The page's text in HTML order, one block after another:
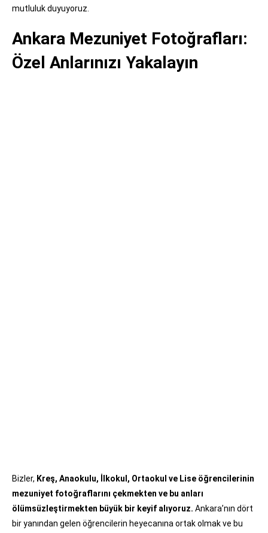
mutluluk duyuyoruz.
Ankara Mezuniyet Fotoğrafları:
Özel Anlarınızı Yakalayın
Bizler, Kreş, Anaokulu, İlkokul, Ortaokul ve Lise öğrencilerinin
mezuniyet fotoğraflarını çekmekten ve bu anları
ölümsüzleştirmekten büyük bir keyif alıyoruz. Ankara’nın dört
bir yanından gelen öğrencilerin heyecanına ortak olmak ve bu